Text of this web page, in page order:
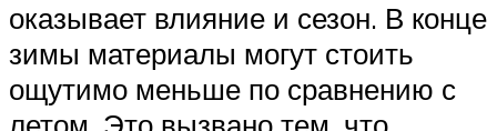
оказывает влияние и сезон. В конце
зимы материалы могут стоить
ощутимо меньше по сравнению с